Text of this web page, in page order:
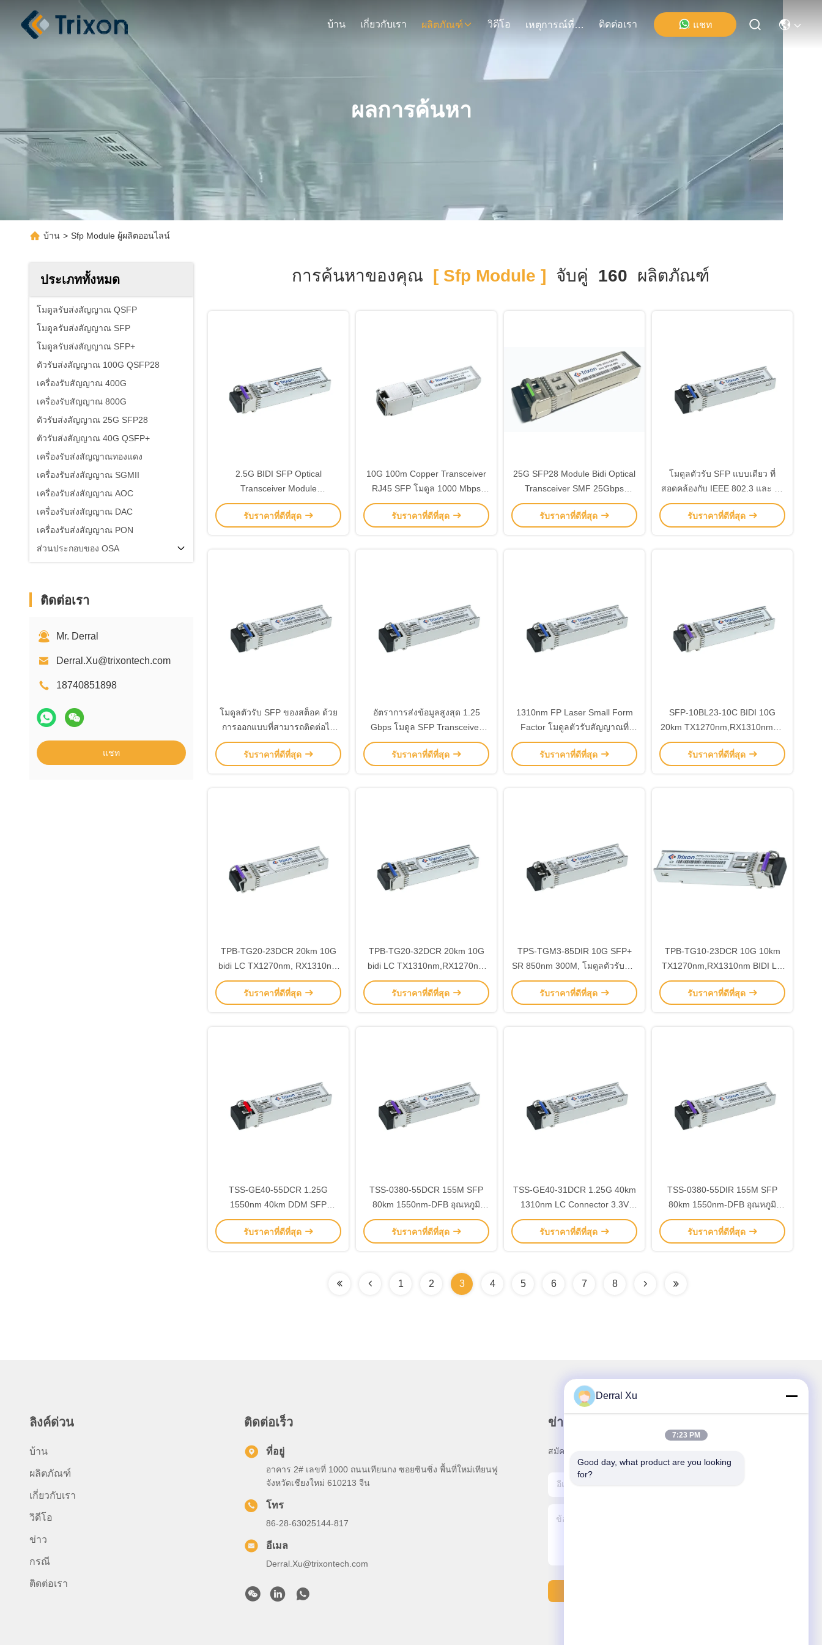
บ้าน เกี่ยวกับเรา ผลิตภัณฑ์ วิดีโอ เหตุการณ์ที่เกิดขึ้น ติดต่อเรา แชท
ผลการค้นหา
บ้าน > Sfp Module ผู้ผลิตออนไลน์
ประเภททั้งหมด
โมดูลรับส่งสัญญาณ QSFP
โมดูลรับส่งสัญญาณ SFP
โมดูลรับส่งสัญญาณ SFP+
ตัวรับส่งสัญญาณ 100G QSFP28
เครื่องรับสัญญาณ 400G
เครื่องรับสัญญาณ 800G
ตัวรับส่งสัญญาณ 25G SFP28
ตัวรับส่งสัญญาณ 40G QSFP+
เครื่องรับส่งสัญญาณทองแดง
เครื่องรับส่งสัญญาณ SGMII
เครื่องรับส่งสัญญาณ AOC
เครื่องรับส่งสัญญาณ DAC
เครื่องรับส่งสัญญาณ PON
ส่วนประกอบของ OSA
ติดต่อเรา
Mr. Derral
Derral.Xu@trixontech.com
18740851898
แชท
การค้นหาของคุณ [ Sfp Module ] จับคู่ 160 ผลิตภัณฑ์
2.5G BIDI SFP Optical
Transceiver Module
ความยาวคลื่น 15km
1550nm/1310nm
รับราคาที่ดีที่สุด
10G 100m Copper Transceiver
RJ45 SFP โมดูล 1000 Mbps
TCS-GEM1-00NCR
รับราคาที่ดีที่สุด
25G SFP28 Module Bidi Optical
Transceiver SMF 25Gbps
DDM/DOM
รับราคาที่ดีที่สุด
โมดูลตัวรับ SFP แบบเดียว ที่
สอดคล้องกับ IEEE 802.3 และ 1x
Fiber Channel -5C 70C
รับราคาที่ดีที่สุด
โมดูลตัวรับ SFP ของสต็อค ด้วย
การออกแบบที่สามารถติดต่อได้
ด้วยไฟร้อน และไฟฟ้า 3.3V
รับราคาที่ดีที่สุด
อัตราการส่งข้อมูลสูงสุด 1.25
Gbps โมดูล SFP Transceiver
ด้วยเลเซอร์ 1310nm-FP และ
DFB Source
รับราคาที่ดีที่สุด
1310nm FP Laser Small Form
Factor โมดูลตัวรับสัญญาณที่
สามารถติดต่อได้ สําหรับการส่ง
ข้อมูล
รับราคาที่ดีที่สุด
SFP-10BL23-10C BIDI 10G
20km TX1270nm,RX1310nmLC
เครื่องเชื่อม SFP+ โมดูลตัวรับ
-5~70°C ระยะอุณหภูมิ
รับราคาที่ดีที่สุด
TPB-TG20-23DCR 20km 10G
bidi LC TX1270nm, RX1310nm
SFP+ โมดูลตัวรับส่ง MSA SFF-
8472 ที่สอดคล้อง
รับราคาที่ดีที่สุด
TPB-TG20-32DCR 20km 10G
bidi LC TX1310nm,RX1270nm
SFP+ โมดูลตัวรับส่ง MSA SFF-
8472 ตรงกับ
รับราคาที่ดีที่สุด
TPS-TGM3-85DIR 10G SFP+
SR 850nm 300M, โมดูลตัวรับส่ง,
MMF ไฟเบอร์ที่เข้ากันได้,
-40°C~+85°C
รับราคาที่ดีที่สุด
TPB-TG10-23DCR 10G 10km
TX1270nm,RX1310nm BIDI LC
Connector SFP+ โมดูลตัวรับและ
รับสัญญาณ MSA SFF-8472
รับราคาที่ดีที่สุด
TSS-GE40-55DCR 1.25G
1550nm 40km DDM SFP
Transceiver Module การใช้งาน
ในอุตสาหกรรม
รับราคาที่ดีที่สุด
TSS-0380-55DCR 155M SFP
80km 1550nm-DFB อุณหภูมิ
-5°C ~ +70°C LC SMF
รับราคาที่ดีที่สุด
TSS-GE40-31DCR 1.25G 40km
1310nm LC Connector 3.3V
โมดูลรับสัญญาณ SFP
รับราคาที่ดีที่สุด
TSS-0380-55DIR 155M SFP
80km 1550nm-DFB อุณหภูมิ
-40°C ~ +85°C LC SMF
รับราคาที่ดีที่สุด
1 2 3 4 5 6 7 8
ลิงค์ด่วน
บ้าน
ผลิตภัณฑ์
เกี่ยวกับเรา
วิดีโอ
ข่าว
กรณี
ติดต่อเรา
ติดต่อเร็ว
ที่อยู่
อาคาร 2# เลขที่ 1000 ถนนเทียนกง ซอยซินซิ่ง พื้นที่ใหม่เทียนฟู
จังหวัดเชียงใหม่ 610213 จีน
โทร
86-28-63025144-817
อีเมล
Derral.Xu@trixontech.com
ข่าวสารของเรา
สมัครสมาชิกข่าวสารของเรา เพื่อรับส่วนลดและอื่นๆ
Derral Xu
7:23 PM
Good day, what product are you looking
for?